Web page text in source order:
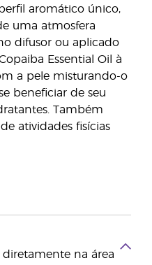
aromático único,
uma atmosfera
difusor ou aplicado
Essential Oil à
a pele misturando-o
beneficiar de seu
Também
atividades fisícias
diretamente na área